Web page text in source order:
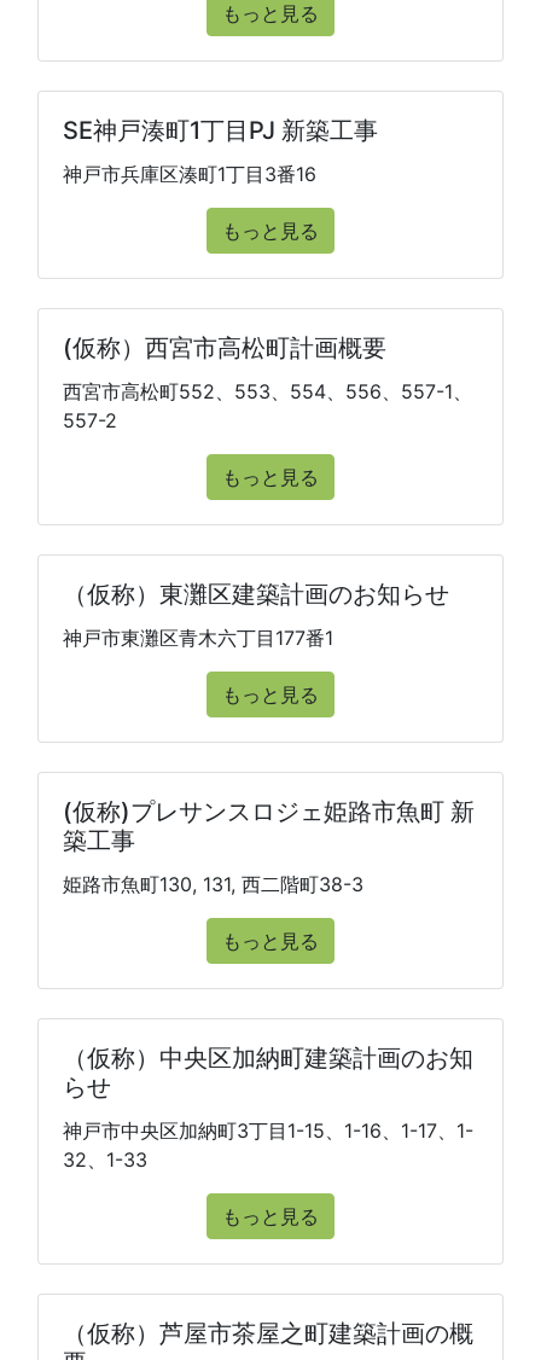
もっと見る
SE神戸湊町1丁目PJ 新築工事
神戸市兵庫区湊町1丁目3番16
もっと見る
(仮称）西宮市高松町計画概要
西宮市高松町552、553、554、556、557-1、
557-2
もっと見る
（仮称）東灘区建築計画のお知らせ
神戸市東灘区青木六丁目177番1
もっと見る
(仮称)プレサンスロジェ姫路市魚町 新
築工事
姫路市魚町130, 131, 西二階町38-3
もっと見る
（仮称）中央区加納町建築計画のお知
らせ
神戸市中央区加納町3丁目1-15、1-16、1-17、1-
32、1-33
もっと見る
（仮称）芦屋市茶屋之町建築計画の概